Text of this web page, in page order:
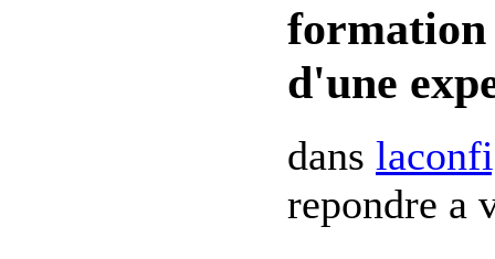
formation
d'une
dans
repondre a